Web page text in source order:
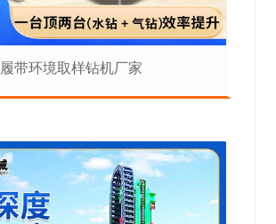
履带环境取样钻机厂家